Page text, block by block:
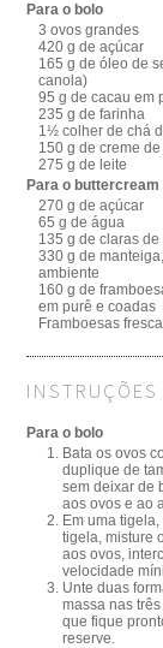
Para o bolo
3 ovos grandes
420 g de açúcar
165 g de óleo de
canola)
95 g de cacau em
235 g de farinha
1½ colher de chá
150 g de creme
275 g de leite
Para o buttercream
270 g de açúcar
65 g de água
135 g de claras de
330 g de
ambiente
160 g de
em purê e coadas
Framboesas
INSTRUÇÕES
Para o bolo
Bata os ovos
duplique de
sem deixar de
aos ovos e ao
Em uma
tigela, misture
aos ovos,
velocidade
Unte duas
massa nas
que fique
reserve.